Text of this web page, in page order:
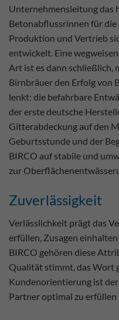
Unternehmensleitung das
Betonabflussrinnen für
Produktion und Vertrieb
entwickelt. Eine
Art ist es dann schließlich,
Birnbräuer den Erfolg von
lenkt: die befahrbare
der erste deutsche
Gitterabdeckung auf den
Geburtsstunde und der
BIRCO auf stabile und
zur
Zuverlässigkeit
Verlässlichkeit prägt das
erfüllen, Zusagen
BIRCO gehören diese
Qualität stimmt, das Wort
Kundenorientierung ist
Partner optimal zu erfüllen